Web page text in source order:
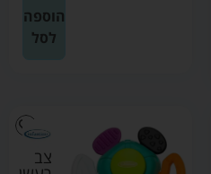
הוספה
לסל
צב